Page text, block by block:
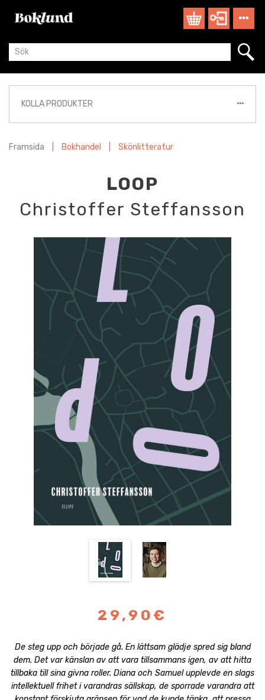
KOLLA PRODUKTER
Framsida Bokhandel Skönlitteratur
LOOP
Christoffer Steffansson
29,90€
De steg upp och började gå. En lättsam glädje spred sig bland
dem. Det var känslan av att vara tillsammans igen, av att hitta
tillbaka till sina givna roller. Diana och Samuel upplevde en slags
intellektuell frihet i varandras sällskap, de sporrade varandra att